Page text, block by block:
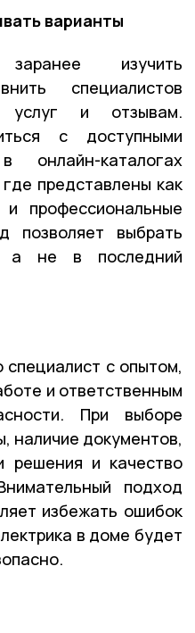
варианты
изучить
специалистов
и отзывам.
с доступными
каталогах
представлены как
профессиональные
позволяет выбрать
а не в последний
с опытом,
и ответственным
При выборе
наличие документов,
решения и качество
подход
избежать ошибок
в доме будет